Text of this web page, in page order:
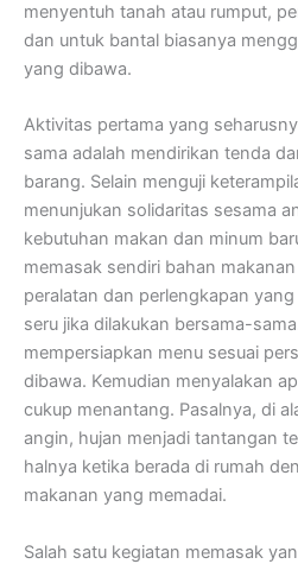
menyentuh tanah atau rumput,
dan untuk bantal biasanya
yang dibawa.
Aktivitas pertama yang
sama adalah mendirikan tenda
barang. Selain menguji
menunjukan solidaritas sesama
kebutuhan makan dan minum
memasak sendiri bahan
peralatan dan perlengkapan
seru jika dilakukan bersama-
mempersiapkan menu sesuai
dibawa. Kemudian menyalakan
cukup menantang. Pasalnya, di
angin, hujan menjadi tantangan
halnya ketika berada di rumah
makanan yang memadai.
Salah satu kegiatan memasak